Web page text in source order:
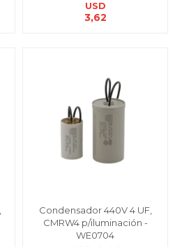
USD
3,62
Condensador 440V 4 UF,
CMRW4 p/iluminación -
WE0704